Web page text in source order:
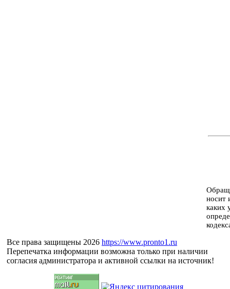
носит
каких
Все права защищены 2026 https://www.pronto1.ru
Перепечатка информации возможна только при наличии
согласия администратора и активной ссылки на источник!